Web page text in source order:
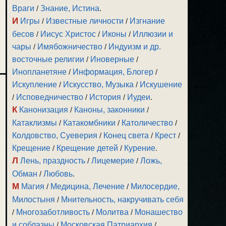
Враги /Знание, Истина.
И Игры / Известные личности / Изгнание
бесов / Иисус Христос / Иконы / Иллюзии и
чары / Имябожничество / Индуизм и др.
восточные религии / Иноверные /
Инопланетяне / Информация, Блогер /
Искупление / Искусство, Музыка / Искушение
/ Исповедничество / История / Иудеи.
К Канонизация / Каноны, законники /
Катаклизмы / Катакомбники / Католичество /
Колдовство, Суеверия / Конец света / Крест /
Крещение / Крещение детей / Курение.
Л Лень, праздность /Лицемерие /Ложь,
Обман /Любовь.
М Магия / Медицина, Лечение / Милосердие,
Милостыня / Мнительность, накручивать себя
/ Многозаботливость / Молитва / Монашество